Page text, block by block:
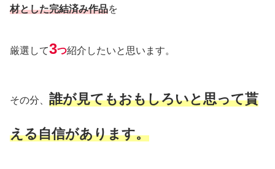
材とした完結済み作品を
厳選して3つ紹介したいと思います。
その分、 誰が見てもおもしろいと思って貰
える自信があります。